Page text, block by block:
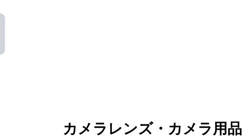
カメラレンズ・カメラ用品